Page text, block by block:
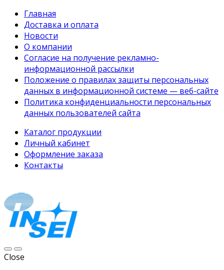
Главная
Доставка и оплата
Новости
О компании
Согласие на получение рекламно-
информационной рассылки
Положение о правилах защиты персональных
данных в информационной системе — веб-сайте
Политика конфиденциальности персональных
данных пользователей сайта
Каталог продукции
Личный кабинет
Оформление заказа
Контакты
Close